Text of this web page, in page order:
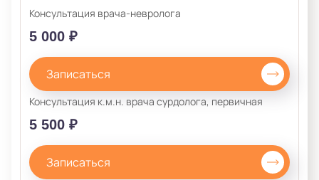
Консультация врача-невролога
5 000 ₽
Записаться
Консультация к.м.н. врача сурдолога, первичная
5 500 ₽
Записаться